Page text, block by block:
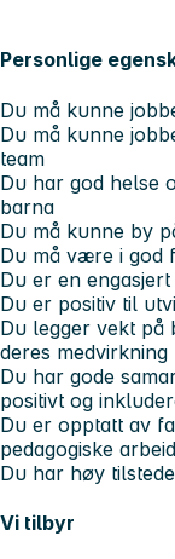
Personlige
Du må kunne
Du må kunne
team
Du har god helse
barna
Du må kunne by
Du må være i god
Du er en
Du er positiv til
Du legger vekt på
deres medvirkning
Du har gode
positivt og
Du er opptatt av
pedagogiske
Du har høy
Vi tilbyr